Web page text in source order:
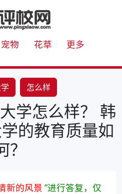
宠物 花草 更多
怎么样
学怎么样？ 韩
的教育质量如
？
新的风景 ”进行答复，仅